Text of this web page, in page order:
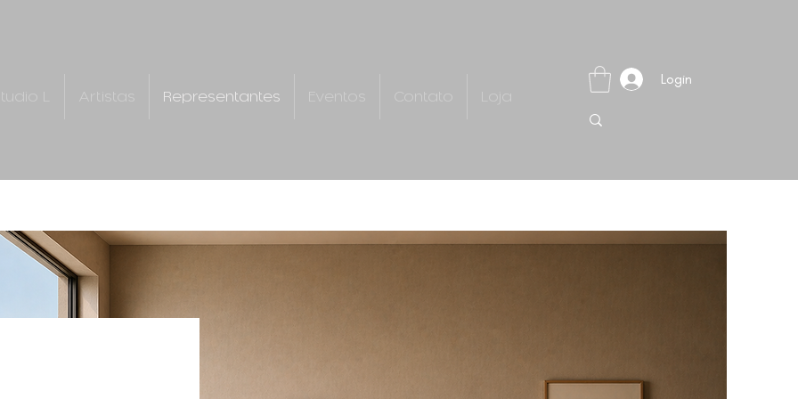
L Artistas Representantes Eventos Contato Loja
Login